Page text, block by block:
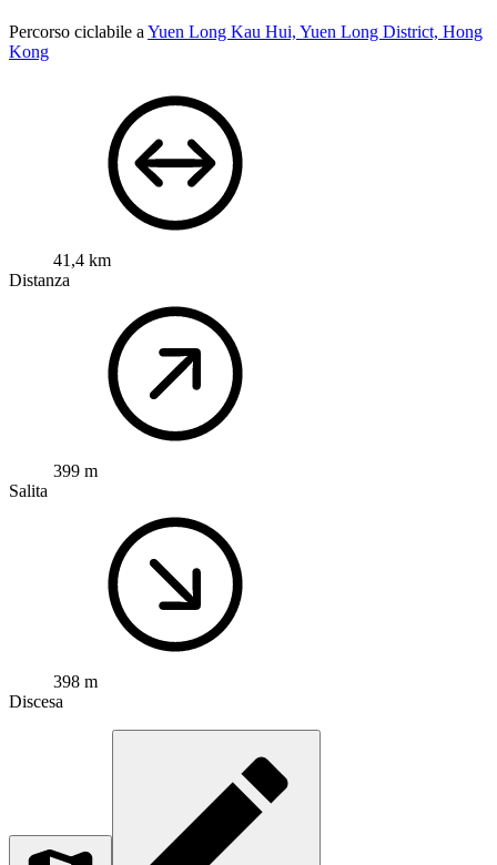
Percorso ciclabile a Yuen Long Kau Hui, Yuen Long District, Hong
Kong
41,4 km
Distanza
399 m
Salita
398 m
Discesa